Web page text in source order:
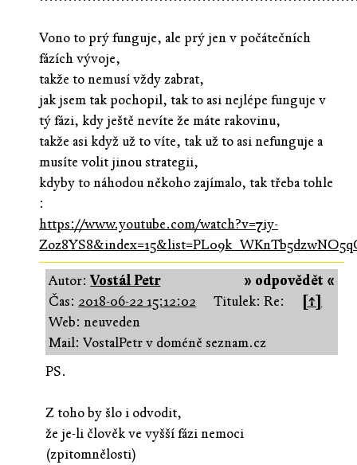
Vono to prý funguje, ale prý jen v počátečních
fázích vývoje,
takže to nemusí vždy zabrat,
jak jsem tak pochopil, tak to asi nejlépe funguje v
tý fázi, kdy ještě nevíte že máte rakovinu,
takže asi když už to víte, tak už to asi nefunguje a
musíte volit jinou strategii,
kdyby to náhodou někoho zajímalo, tak třeba tohle
:
https://www.youtube.com/watch?v=7iy-
» odpovědět «
Autor:Vostál Petr
Čas: 2018-06-22 15:12:02 Titulek: Re:
[↑]
Web: neuveden
Mail: VostalPetr v doméně seznam.cz
PS.
Z toho by šlo i odvodit,
že je-li člověk ve vyšší fázi nemoci
(zpitomnělosti)